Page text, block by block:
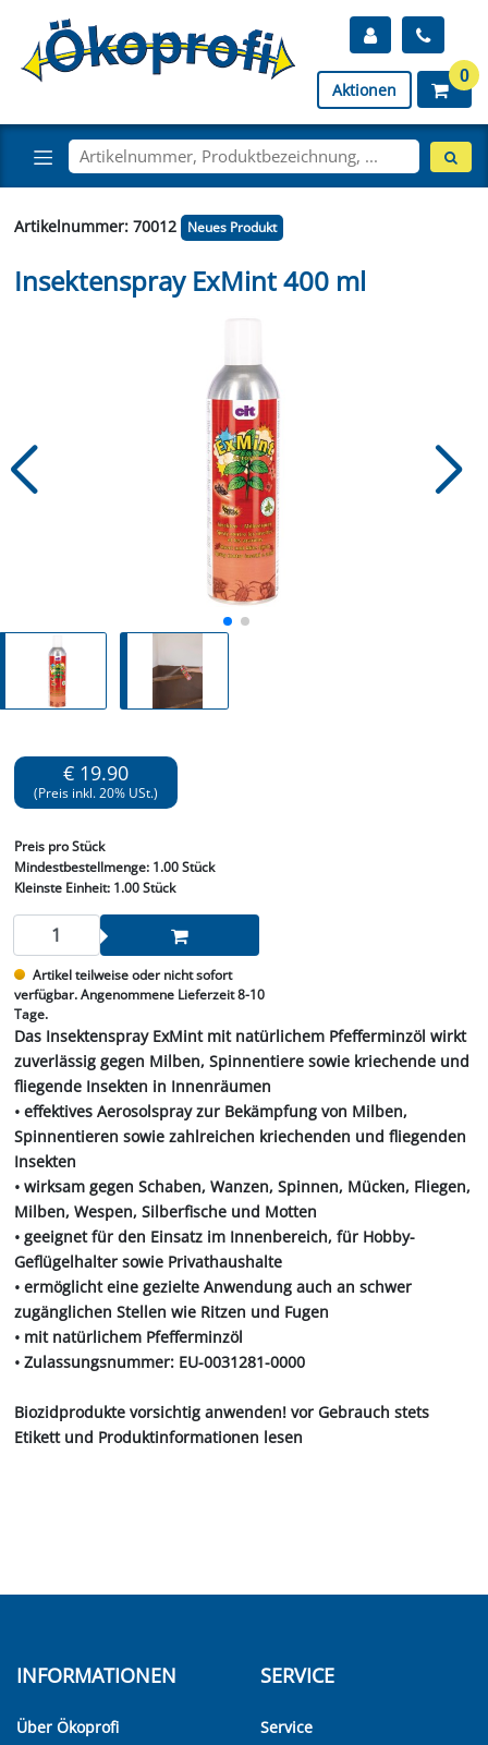
Aktionen
0
Artikelnummer: 70012 Neues Produkt
Insektenspray ExMint 400 ml
€ 19.90
(Preis inkl. 20% USt.)
Preis pro Stück
Mindestbestellmenge: 1.00 Stück
Kleinste Einheit:1.00 Stück
Artikel teilweise oder nicht sofort
verfügbar. Angenommene Lieferzeit 8-10
Tage.
Das Insektenspray ExMint mit natürlichem Pfefferminzöl wirkt
zuverlässig gegen Milben, Spinnentiere sowie kriechende und
fliegende Insekten in Innenräumen
• effektives Aerosolspray zur Bekämpfung von Milben,
Spinnentieren sowie zahlreichen kriechenden und fliegenden
Insekten
• wirksam gegen Schaben, Wanzen, Spinnen, Mücken, Fliegen,
Milben, Wespen, Silberfische und Motten
• geeignet für den Einsatz im Innenbereich, für Hobby-
Geflügelhalter sowie Privathaushalte
• ermöglicht eine gezielte Anwendung auch an schwer
zugänglichen Stellen wie Ritzen und Fugen
• mit natürlichem Pfefferminzöl
• Zulassungsnummer: EU-0031281-0000
Biozidprodukte vorsichtig anwenden! vor Gebrauch stets
Etikett und Produktinformationen lesen
INFORMATIONEN
Über Ökoprofi
SERVICE
Service